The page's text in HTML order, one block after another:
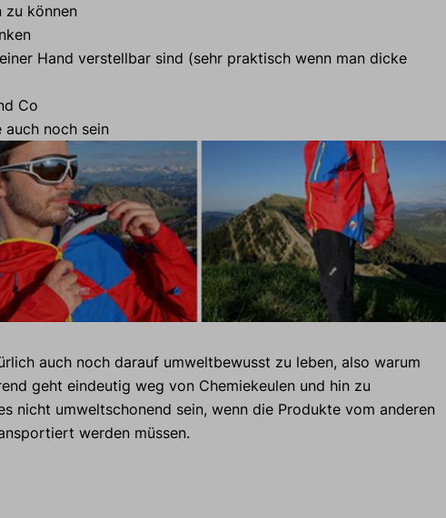
zu können
Hand verstellbar sind (sehr praktisch wenn man dicke
Co
noch sein
auch noch darauf umweltbewusst zu leben, also warum
geht eindeutig weg von Chemiekeulen und hin zu
nicht umweltschonend sein, wenn die Produkte vom anderen
werden müssen.